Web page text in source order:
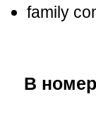
family
В